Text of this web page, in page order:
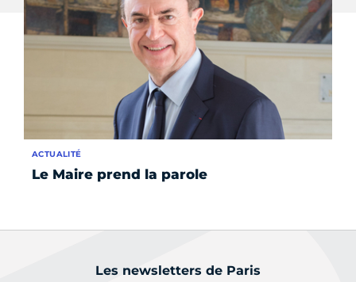
Le Maire prend la parole
ACTUALITÉ
Les newsletters de Paris